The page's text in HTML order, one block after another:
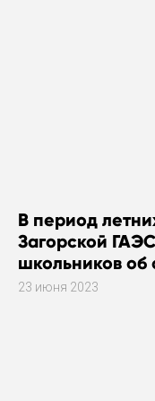
В период
Загорской
школьников об
23 июня 2023